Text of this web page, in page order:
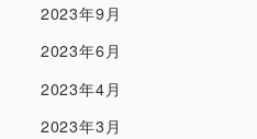
2023年9月
2023年6月
2023年4月
2023年3月